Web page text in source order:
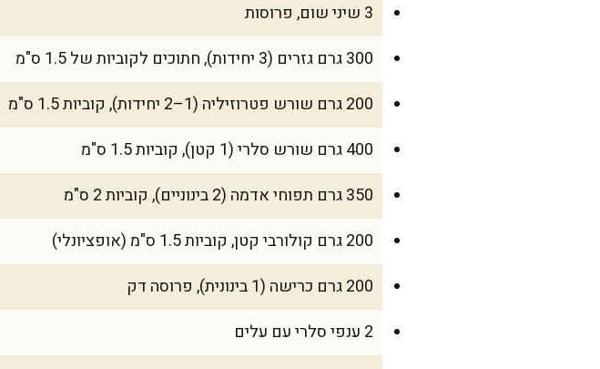
3 שיני שום, פרוסות
300 גרם גזרים (3 יחידות), חתוכים לקוביות של 1.5 ס"מ
200 גרם שורש פטרוזיליה (1–2 יחידות), קוביות 1.5 ס"מ
400 גרם שורש סלרי (1 קטן), קוביות 1.5 ס"מ
350 גרם תפוחי אדמה (2 בינוניים), קוביות 2 ס"מ
200 גרם קולורבי קטן, קוביות 1.5 ס"מ (אופציונלי)
200 גרם כרישה (1 בינונית), פרוסה דק
2 ענפי סלרי עם עלים